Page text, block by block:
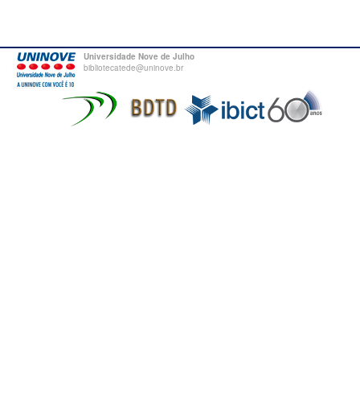
Universidade Nove de Julho
bibliotecatede@uninove.br